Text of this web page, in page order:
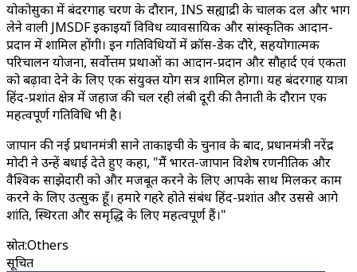
योकोसुका में बंदरगाह चरण के दौरान, INS सह्याद्री के चालक दल और भाग
लेने वाली JMSDF इकाइयाँ विविध व्यावसायिक और सांस्कृतिक आदान-
प्रदान में शामिल होंगी। इन गतिविधियों में क्रॉस-डेक दौरे, सहयोगात्मक
परिचालन योजना, सर्वोत्तम प्रथाओं का आदान-प्रदान और सौहार्द एवं एकता
को बढ़ावा देने के लिए एक संयुक्त योग सत्र शामिल होगा। यह बंदरगाह यात्रा
हिंद-प्रशांत क्षेत्र में जहाज की चल रही लंबी दूरी की तैनाती के दौरान एक
महत्वपूर्ण गतिविधि भी है।
जापान की नई प्रधानमंत्री साने ताकाइची के चुनाव के बाद, प्रधानमंत्री नरेंद्र
मोदी ने उन्हें बधाई देते हुए कहा, "मैं भारत-जापान विशेष रणनीतिक और
वैश्विक साझेदारी को और मजबूत करने के लिए आपके साथ मिलकर काम
करने के लिए उत्सुक हूँ। हमारे गहरे होते संबंध हिंद-प्रशांत और उससे आगे
शांति, स्थिरता और समृद्धि के लिए महत्वपूर्ण हैं।"
स्रोत:Others
सूचित